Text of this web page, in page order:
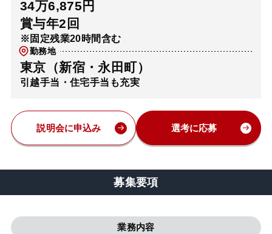
34万6,875円
賞与年2回
※固定残業20時間含む
勤務地
東京（新宿・永田町）
引越手当・住宅手当も充実
説明会に申込み 選考に応募
募集要項
業務内容
解決実績
アクセス
弁護士・税理士